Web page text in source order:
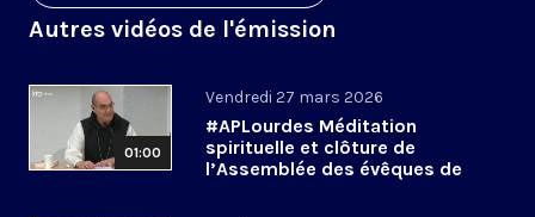
Autres vidéos de l'émission
01:00
Vendredi 27 mars 2026
#APLourdes Méditation
spirituelle et clôture de
l’Assemblée des évêques de